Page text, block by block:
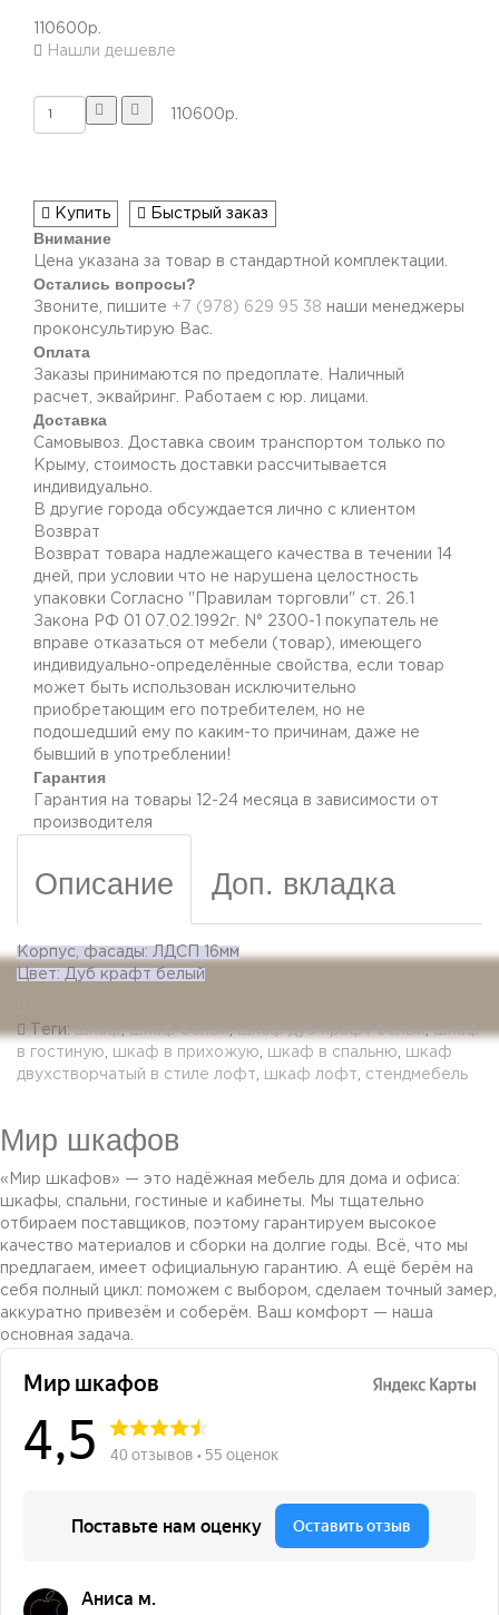
110600р.
Нашли дешевле
110600р.
Купить Быстрый заказ
Внимание
Цена указана за товар в стандартной комплектации.
Остались вопросы?
Звоните, пишите +7 (978) 629 95 38 наши менеджеры
проконсультирую Вас.
Оплата
Заказы принимаются по предоплате. Наличный
расчет, эквайринг. Работаем с юр. лицами.
Доставка
Самовывоз. Доставка своим транспортом только по
Крыму, стоимость доставки рассчитывается
индивидуально.
В другие города обсуждается лично с клиентом
Возврат
Возврат товара надлежащего качества в течении 14
дней, при условии что не нарушена целостность
упаковки Согласно "Правилам торговли" ст. 26.1
Закона РФ 01 07.02.1992г. N° 2300-1 покупатель не
вправе отказаться от мебели (товар), имеющего
индивидуально-определённые свойства, если товар
может быть использован исключительно
приобретающим его потребителем, но не
подошедший eмy по каким-то причинам, даже не
бывший в употреблении!
Гарантия
Гарантия на товары 12-24 месяца в зависимости от
производителя
Описание Доп. вкладка
Корпус, фасады: ЛДСП 16мм
Цвет: Дуб крафт белый
Теги:шкаф,шкаф белый,шкаф дуб крафт белый,шкаф
в гостиную
шкаф в прихожую шкаф в спальню
шкаф
двухстворчатый в стиле лофт
шкаф лофт стендмебель
Мир шкафов
«Мир шкафов» — это надёжная мебель для дома и офиса:
шкафы, спальни, гостиные и кабинеты. Мы тщательно
отбираем поставщиков, поэтому гарантируем высокое
качество материалов и сборки на долгие годы. Всё, что мы
предлагаем, имеет официальную гарантию. А ещё берём на
себя полный цикл: поможем с выбором, сделаем точный замер,
аккуратно привезём и соберём. Ваш комфорт — наша
основная задача.